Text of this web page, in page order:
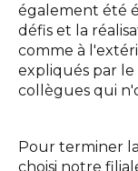
également été
défis et la
comme à
expliqués par
collègues qui
Pour terminer
choisi notre